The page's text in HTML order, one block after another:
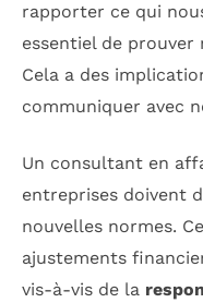
rapporter ce qui
essentiel de
Cela a des
communiquer avec
Un consultant en
entreprises doivent
nouvelles normes.
ajustements
vis-à-vis de la